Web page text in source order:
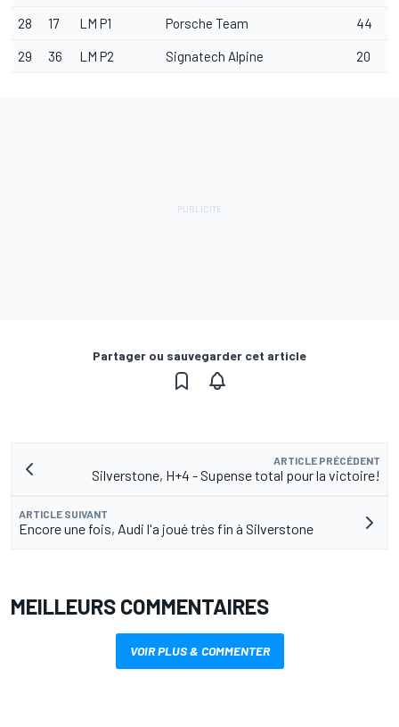
28 17 LM P1 Porsche Team 44
29 36 LM P2 Signatech Alpine 20
Partager ou sauvegarder cet article
ARTICLE PRÉCÉDENT
Silverstone, H+4 - Supense total pour la victoire!
ARTICLE SUIVANT
Encore une fois, Audi l'a joué très fin à Silverstone
MEILLEURS COMMENTAIRES
VOIR PLUS & COMMENTER